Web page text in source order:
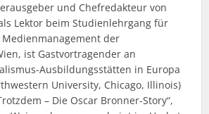
und Chefredakteur von
Lektor beim Studienlehrgang für
der
ist Gastvortragender an
Ausbildungsstätten in Europa
University, Chicago, Illinois)
– Die Oscar Bronner-Story“,